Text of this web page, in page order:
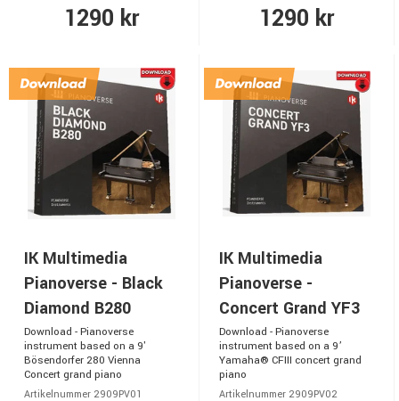
1290 kr 1290 kr
IK Multimedia
Pianoverse - Black
Diamond B280
Download - Pianoverse
instrument based on a 9'
Bösendorfer 280 Vienna
Concert grand piano
Artikelnummer 2909PV01
IK Multimedia
Pianoverse -
Concert Grand YF3
Download - Pianoverse
instrument based on a 9’
Yamaha® CFIII concert grand
piano
Artikelnummer 2909PV02